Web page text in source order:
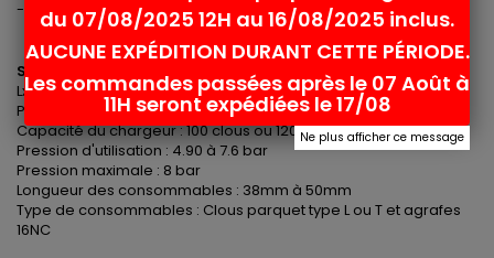
- Base composite anti-marque
Spécifications :
LxlxH : 472x90x568
Poids : 5 Kgs
Capacité du chargeur : 100 clous ou 120 agrafes
Pression d'utilisation : 4.90 à 7.6 bar
Pression maximale : 8 bar
Longueur des consommables : 38mm à 50mm
Type de consommables : Clous parquet type L ou T et agrafes
16NC
du 07/08/2025 12H au 16/08/2025 inclus.
AUCUNE EXPÉDITION DURANT CETTE PÉRIODE.
Les commandes passées après le 07 Août à
11H seront expédiées le 17/08
Ne plus afficher ce message